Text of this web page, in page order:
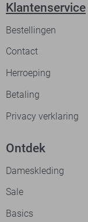
Klantenservice
Bestellingen
Contact
Herroeping
Betaling
Privacy verklaring
Ontdek
Dameskleding
Sale
Basics